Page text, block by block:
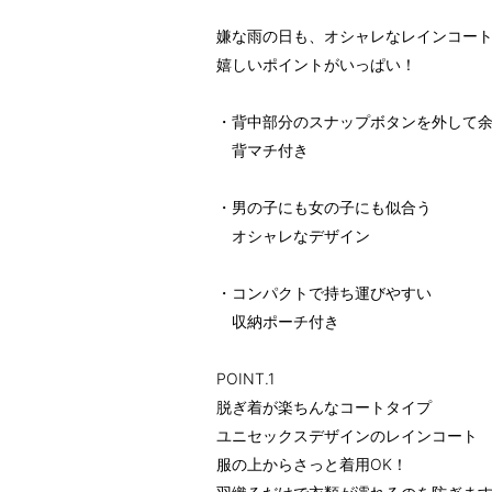
嫌な雨の日も、オシャレなレインコー
嬉しいポイントがいっぱい！
・背中部分のスナップボタンを外して
背マチ付き
・男の子にも女の子にも似合う
オシャレなデザイン
・コンパクトで持ち運びやすい
収納ポーチ付き
POINT.1
脱ぎ着が楽ちんなコートタイプ
ユニセックスデザインのレインコート
服の上からさっと着用OK！